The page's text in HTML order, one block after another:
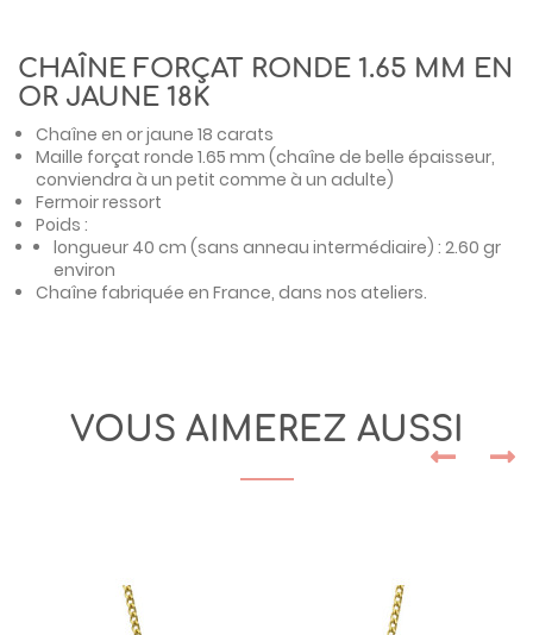
CHAÎNE FORÇAT RONDE 1.65 MM EN
OR JAUNE 18K
Chaîne en or jaune 18 carats
Maille forçat ronde 1.65 mm (chaîne de belle épaisseur,
conviendra à un petit comme à un adulte)
Fermoir ressort
Poids :
longueur 40 cm (sans anneau intermédiaire) : 2.60 gr
environ
Chaîne fabriquée en France, dans nos ateliers.
VOUS AIMEREZ AUSSI